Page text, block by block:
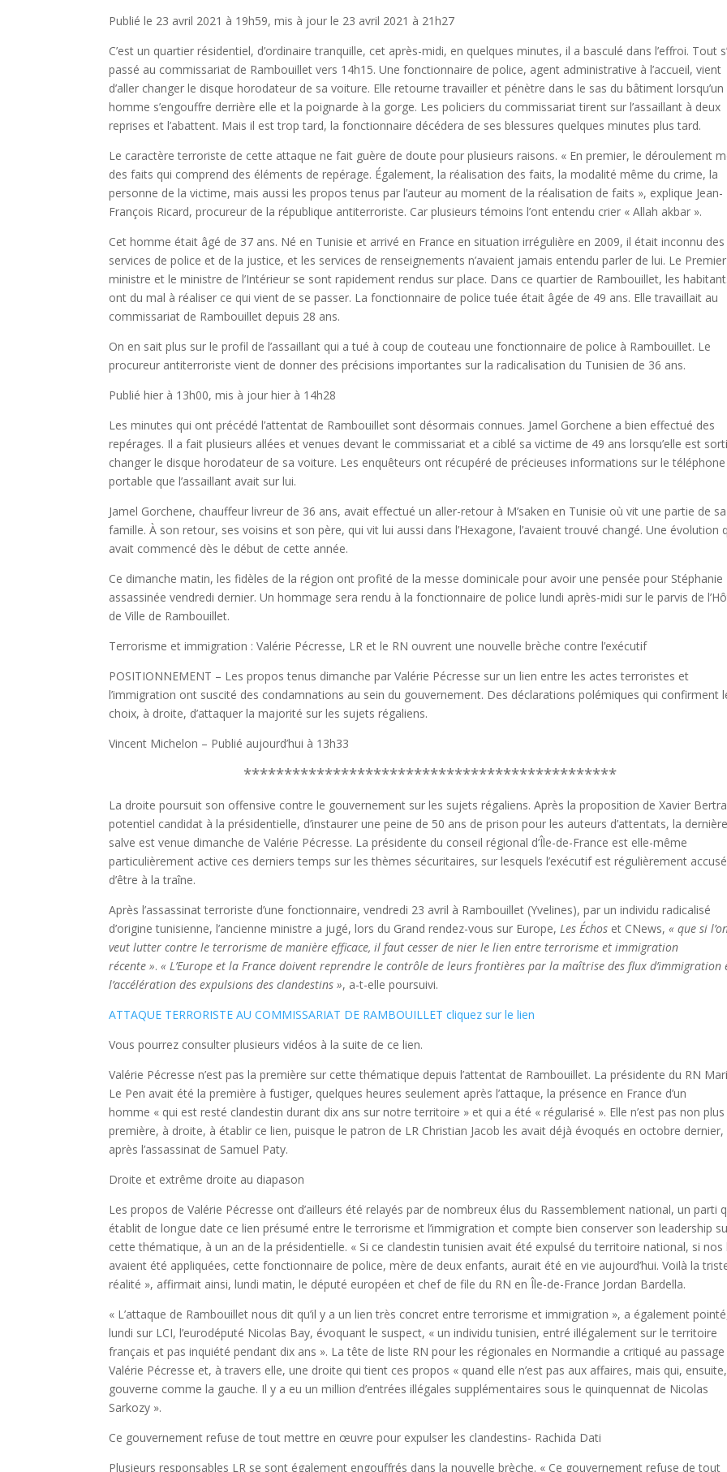
Publié le 23 avril 2021 à 19h59, mis à jour le 23 avril 2021 à 21h27
C’est un quartier résidentiel, d’ordinaire tranquille, cet après-midi, en quelques minutes, il a basculé dans l’effroi. Tout
passé au commissariat de Rambouillet vers 14h15. Une fonctionnaire de police, agent administrative à l’accueil, vient
d’aller changer le disque horodateur de sa voiture. Elle retourne travailler et pénètre dans le sas du bâtiment lorsqu’un
homme s’engouffre derrière elle et la poignarde à la gorge. Les policiers du commissariat tirent sur l’assaillant à deux
reprises et l’abattent. Mais il est trop tard, la fonctionnaire décédera de ses blessures quelques minutes plus tard.
Le caractère terroriste de cette attaque ne fait guère de doute pour plusieurs raisons. « En premier, le déroulement
des faits qui comprend des éléments de repérage. Également, la réalisation des faits, la modalité même du crime, la
personne de la victime, mais aussi les propos tenus par l’auteur au moment de la réalisation de faits », explique Jean-
François Ricard, procureur de la république antiterroriste. Car plusieurs témoins l’ont entendu crier « Allah akbar ».
Cet homme était âgé de 37 ans. Né en Tunisie et arrivé en France en situation irrégulière en 2009, il était inconnu des
services de police et de la justice, et les services de renseignements n’avaient jamais entendu parler de lui. Le Premier
ministre et le ministre de l’Intérieur se sont rapidement rendus sur place. Dans ce quartier de Rambouillet, les
ont du mal à réaliser ce qui vient de se passer. La fonctionnaire de police tuée était âgée de 49 ans. Elle travaillait au
commissariat de Rambouillet depuis 28 ans.
On en sait plus sur le profil de l’assaillant qui a tué à coup de couteau une fonctionnaire de police à Rambouillet. Le
procureur antiterroriste vient de donner des précisions importantes sur la radicalisation du Tunisien de 36 ans.
Publié hier à 13h00, mis à jour hier à 14h28
Les minutes qui ont précédé l’attentat de Rambouillet sont désormais connues. Jamel Gorchene a bien effectué des
repérages. Il a fait plusieurs allées et venues devant le commissariat et a ciblé sa victime de 49 ans lorsqu’elle est
changer le disque horodateur de sa voiture. Les enquêteurs ont récupéré de précieuses informations sur le téléphone
portable que l’assaillant avait sur lui.
Jamel Gorchene, chauffeur livreur de 36 ans, avait effectué un aller-retour à M’saken en Tunisie où vit une partie de sa
famille. À son retour, ses voisins et son père, qui vit lui aussi dans l’Hexagone, l’avaient trouvé changé. Une évolution
avait commencé dès le début de cette année.
Ce dimanche matin, les fidèles de la région ont profité de la messe dominicale pour avoir une pensée pour Stéphanie
assassinée vendredi dernier. Un hommage sera rendu à la fonctionnaire de police lundi après-midi sur le parvis de
de Ville de Rambouillet.
Terrorisme et immigration : Valérie Pécresse, LR et le RN ouvrent une nouvelle brèche contre l’exécutif
POSITIONNEMENT – Les propos tenus dimanche par Valérie Pécresse sur un lien entre les actes terroristes et
l’immigration ont suscité des condamnations au sein du gouvernement. Des déclarations polémiques qui confirment
choix, à droite, d’attaquer la majorité sur les sujets régaliens.
Vincent Michelon – Publié aujourd’hui à 13h33
**********************************************
La droite poursuit son offensive contre le gouvernement sur les sujets régaliens. Après la proposition de Xavier
potentiel candidat à la présidentielle, d’instaurer une peine de 50 ans de prison pour les auteurs d’attentats, la dernière
salve est venue dimanche de Valérie Pécresse. La présidente du conseil régional d’Île-de-France est elle-même
particulièrement active ces derniers temps sur les thèmes sécuritaires, sur lesquels l’exécutif est régulièrement accusé
d’être à la traîne.
Après l’assassinat terroriste d’une fonctionnaire, vendredi 23 avril à Rambouillet (Yvelines), par un individu radicalisé
d’origine tunisienne, l’ancienne ministre a jugé, lors du Grand rendez-vous sur Europe,Les Échos et CNews,« que si
veut lutter contre le terrorisme de manière efficace, il faut cesser de nier le lien entre terrorisme et immigration
récente ».« L’Europe et la France doivent reprendre le contrôle de leurs frontières par la maîtrise des flux d’immigration
l’accélération des expulsions des clandestins », a-t-elle poursuivi.
ATTAQUE TERRORISTE AU COMMISSARIAT DE RAMBOUILLET cliquez sur le lien
Vous pourrez consulter plusieurs vidéos à la suite de ce lien.
Valérie Pécresse n’est pas la première sur cette thématique depuis l’attentat de Rambouillet. La présidente du RN
Le Pen avait été la première à fustiger, quelques heures seulement après l’attaque, la présence en France d’un
homme « qui est resté clandestin durant dix ans sur notre territoire » et qui a été « régularisé ». Elle n’est pas non plus
première, à droite, à établir ce lien, puisque le patron de LR Christian Jacob les avait déjà évoqués en octobre dernier,
après l’assassinat de Samuel Paty.
Droite et extrême droite au diapason
Les propos de Valérie Pécresse ont d’ailleurs été relayés par de nombreux élus du Rassemblement national, un parti
établit de longue date ce lien présumé entre le terrorisme et l’immigration et compte bien conserver son leadership
cette thématique, à un an de la présidentielle. « Si ce clandestin tunisien avait été expulsé du territoire national, si nos
avaient été appliquées, cette fonctionnaire de police, mère de deux enfants, aurait été en vie aujourd’hui. Voilà la
réalité », affirmait ainsi, lundi matin, le député européen et chef de file du RN en Île-de-France Jordan Bardella.
« L’attaque de Rambouillet nous dit qu’il y a un lien très concret entre terrorisme et immigration », a également
lundi sur LCI, l’eurodéputé Nicolas Bay, évoquant le suspect, « un individu tunisien, entré illégalement sur le territoire
français et pas inquiété pendant dix ans ». La tête de liste RN pour les régionales en Normandie a critiqué au passage
Valérie Pécresse et, à travers elle, une droite qui tient ces propos « quand elle n’est pas aux affaires, mais qui, ensuite,
gouverne comme la gauche. Il y a eu un million d’entrées illégales supplémentaires sous le quinquennat de Nicolas
Sarkozy ».
Ce gouvernement refuse de tout mettre en œuvre pour expulser les clandestins- Rachida Dati
Plusieurs responsables LR se sont également engouffrés dans la nouvelle brèche. « Ce gouvernement refuse de tout